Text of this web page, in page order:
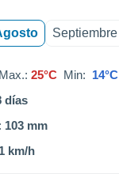
Septiembre
Max.: 25°C Min: 14°C
días
103 mm
km/h